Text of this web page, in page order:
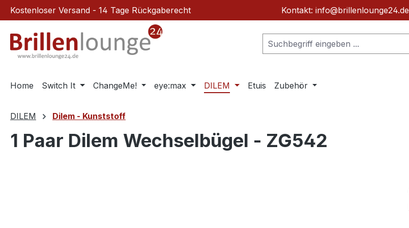
Hauptinhalt springen
Zur Suche springen
Zur Hauptnavigation springen
Kostenloser Versand - 14 Tage Rückgaberecht Kontakt: info@brillenlounge24.de
Home Switch It ChangeMe! eye:max DILEM Etuis Zubehör
DILEM Dilem - Kunststoff
1 Paar Dilem Wechselbügel - ZG542